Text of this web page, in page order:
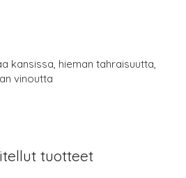
kansissa, hieman tahraisuutta,
vinoutta
tuotteet